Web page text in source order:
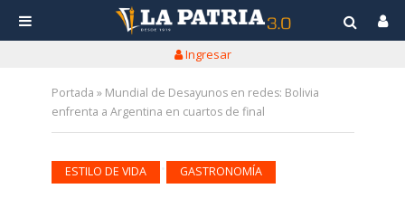
Ingresar
Portada » Mundial de Desayunos en redes: Bolivia
enfrenta a Argentina en cuartos de final
ESTILO DE VIDA GASTRONOMÍA